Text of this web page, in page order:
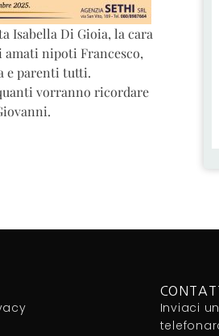
Isabella Di Gioia, la cara
amati nipoti Francesco,
e parenti tutti.
vorranno ricordare
Inviaci